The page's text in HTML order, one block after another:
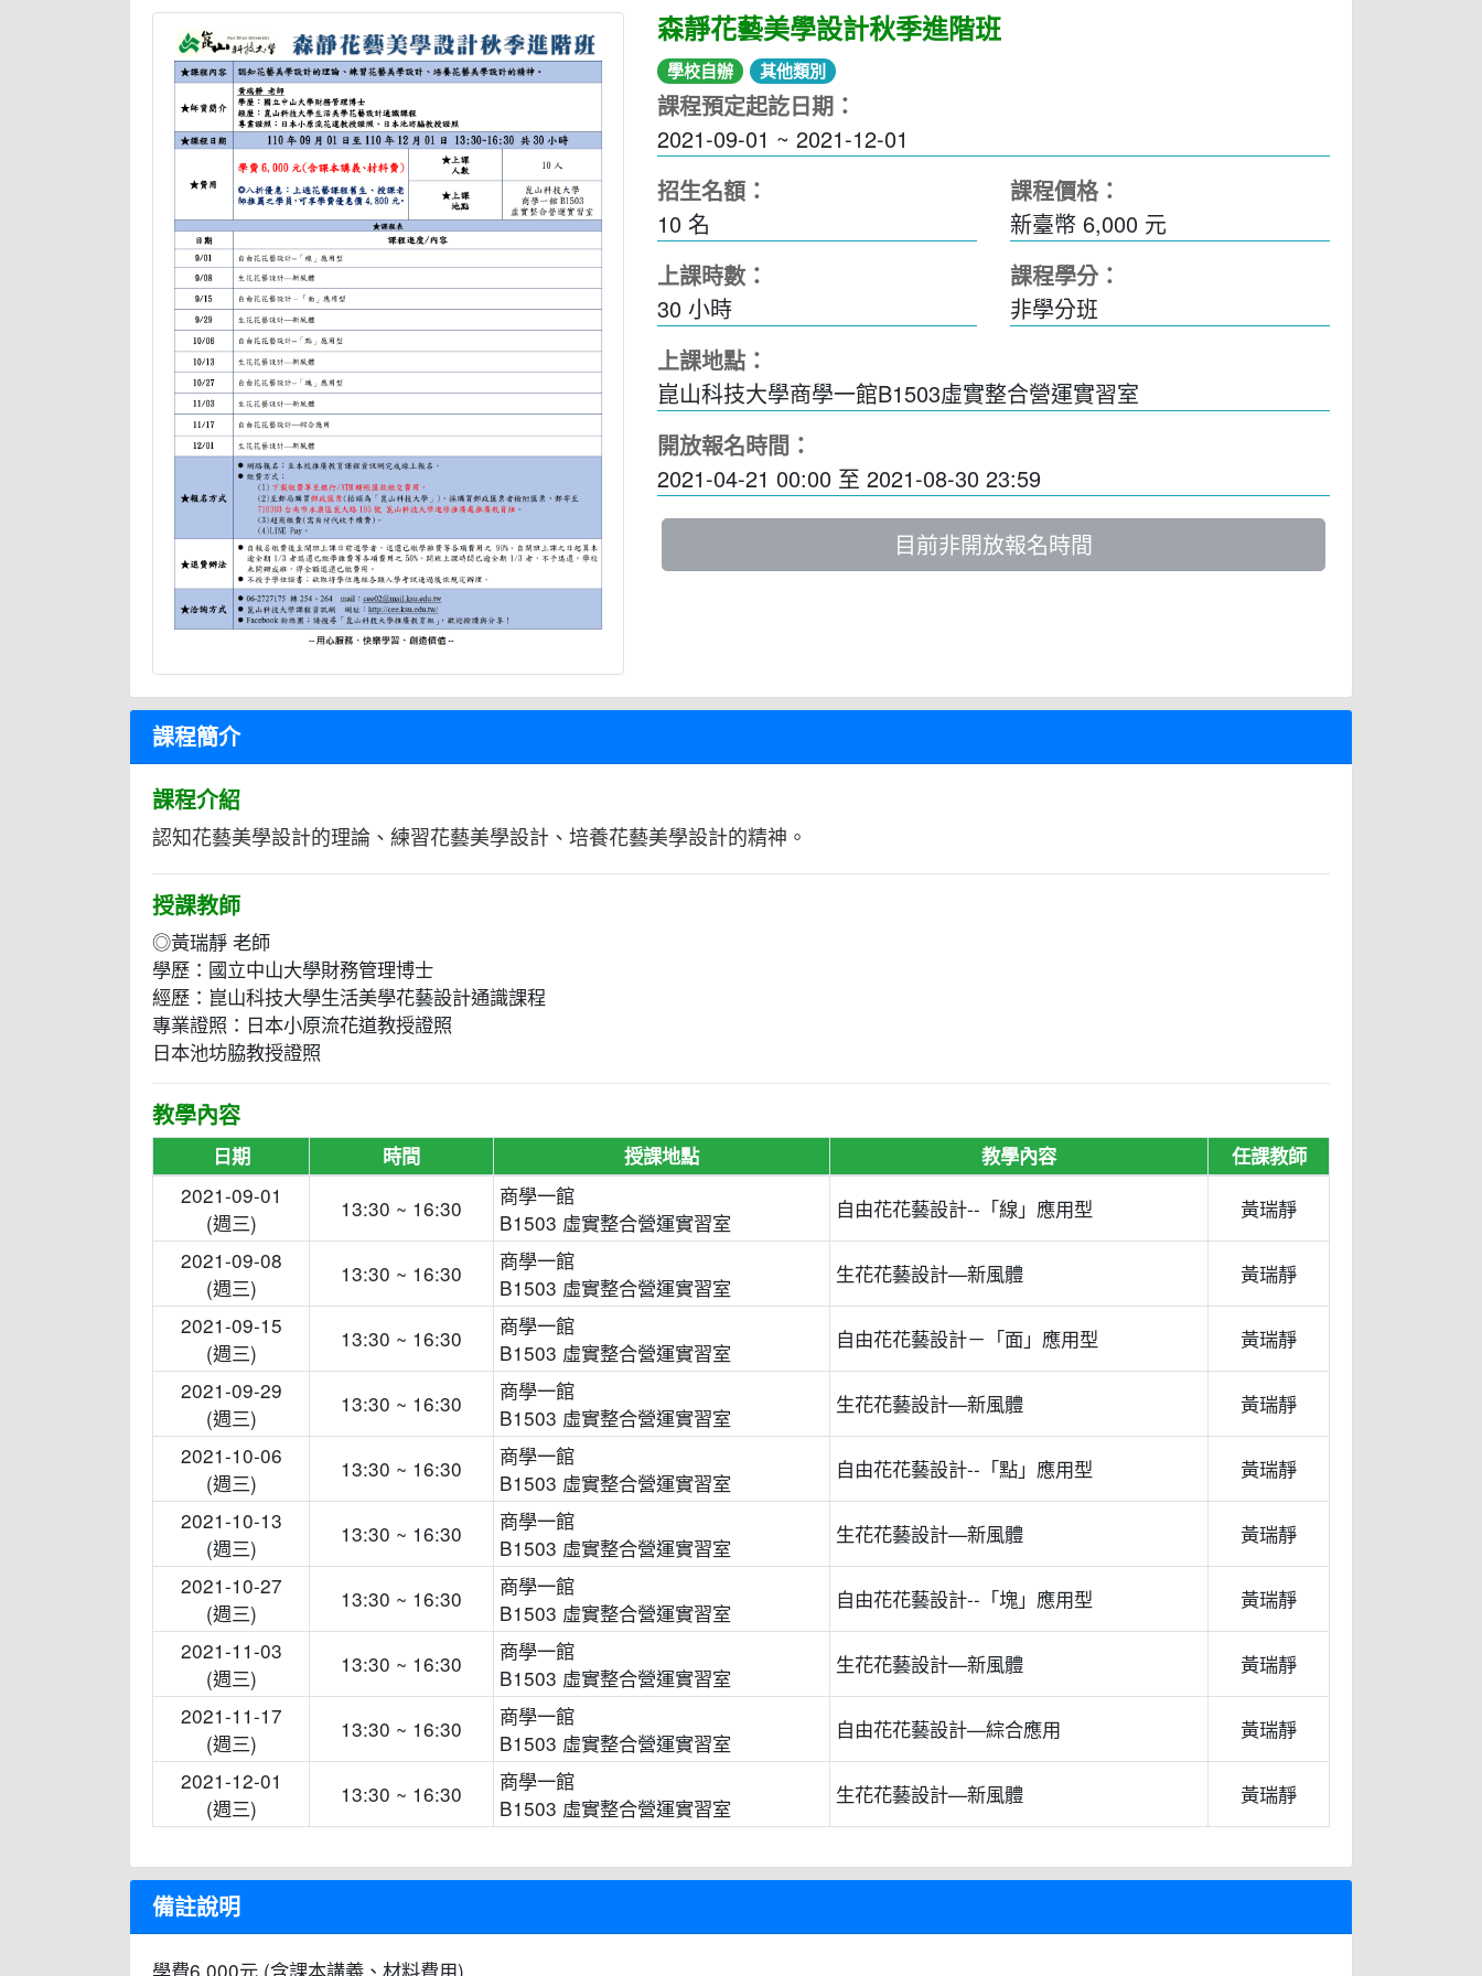
森靜花藝美學設計秋季進階班
學校自辦 其他類別
課程預定起訖日期：
2021-09-01 ~ 2021-12-01
招生名額：
10 名
課程價格：
新臺幣 6,000 元
上課時數：
30 小時
課程學分：
非學分班
上課地點：
崑山科技大學商學一館B1503虛實整合營運實習室
開放報名時間：
2021-04-21 00:00 至 2021-08-30 23:59
目前非開放報名時間
課程簡介
課程介紹
認知花藝美學設計的理論、練習花藝美學設計、培養花藝美學設計的精神。
授課教師
◎黃瑞靜 老師
學歷：國立中山大學財務管理博士
經歷：崑山科技大學生活美學花藝設計通識課程
專業證照：日本小原流花道教授證照
日本池坊脇教授證照
教學內容
日期 時間 授課地點 教學內容 任課教師
2021-09-01
(週三)
13:30 ~ 16:30
商學一館
B1503 虛實整合營運實習室
自由花花藝設計--「線」應用型
黃瑞靜
2021-09-08
(週三)
13:30 ~ 16:30
商學一館
B1503 虛實整合營運實習室
生花花藝設計—新風體
黃瑞靜
2021-09-15
(週三)
13:30 ~ 16:30
商學一館
B1503 虛實整合營運實習室
自由花花藝設計－「面」應用型
黃瑞靜
2021-09-29
(週三)
13:30 ~ 16:30
商學一館
B1503 虛實整合營運實習室
生花花藝設計—新風體
黃瑞靜
2021-10-06
(週三)
13:30 ~ 16:30
商學一館
B1503 虛實整合營運實習室
自由花花藝設計--「點」應用型
黃瑞靜
2021-10-13
(週三)
13:30 ~ 16:30
商學一館
B1503 虛實整合營運實習室
生花花藝設計—新風體
黃瑞靜
2021-10-27
(週三)
13:30 ~ 16:30
商學一館
B1503 虛實整合營運實習室
自由花花藝設計--「塊」應用型
黃瑞靜
2021-11-03
(週三)
13:30 ~ 16:30
商學一館
B1503 虛實整合營運實習室
生花花藝設計—新風體
黃瑞靜
2021-11-17
(週三)
13:30 ~ 16:30
商學一館
B1503 虛實整合營運實習室
自由花花藝設計—綜合應用
黃瑞靜
2021-12-01
(週三)
13:30 ~ 16:30
商學一館
B1503 虛實整合營運實習室
生花花藝設計—新風體 黃瑞靜
備註說明
學費6,000元 (含課本講義、材料費用)